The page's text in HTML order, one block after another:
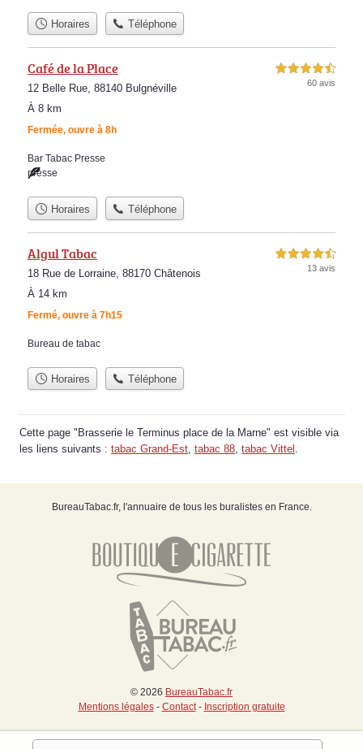
Horaires Téléphone
Café de la Place
12 Belle Rue, 88140 Bulgnéville
À 8 km
Fermée, ouvre à 8h
4,5 étoiles sur 5
60 avis
Bar Tabac Presse
presse
Horaires Téléphone
Algul Tabac
18 Rue de Lorraine, 88170 Châtenois
À 14 km
Fermé, ouvre à 7h15
4,5 étoiles sur 5
13 avis
Bureau de tabac
Horaires Téléphone
Cette page "Brasserie le Terminus place de la Marne" est visible via
les liens suivants : tabac Grand-Est, tabac 88, tabac Vittel .
BureauTabac.fr, l'annuaire de tous les buralistes en France.
© 2026 BureauTabac.fr
Mentions légales- Contact- Inscription gratuite